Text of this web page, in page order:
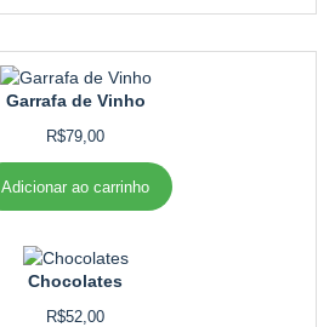
Garrafa de Vinho
R$79,00
Adicionar ao carrinho
Chocolates
R$52,00